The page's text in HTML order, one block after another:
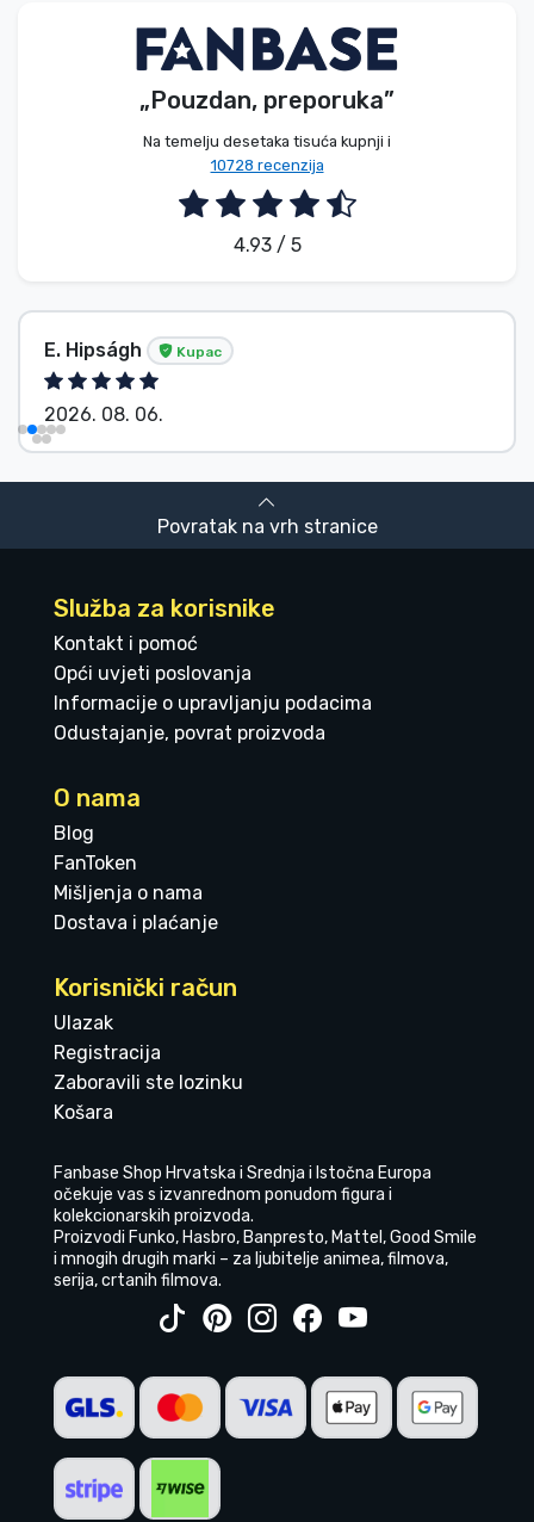
„Pouzdan, preporuka”
Na temelju desetaka tisuća kupnji i
10728 recenzija
4.93 / 5
E. Hipságh Kupac
2026. 08. 06.
Povratak na vrh stranice
Služba za korisnike
Kontakt i pomoć
Opći uvjeti poslovanja
Informacije o upravljanju podacima
Odustajanje, povrat proizvoda
O nama
Blog
FanToken
Mišljenja o nama
Dostava i plaćanje
Korisnički račun
Ulazak
Registracija
Zaboravili ste lozinku
Košara
Fanbase Shop Hrvatska i Srednja i Istočna Europa
očekuje vas s izvanrednom ponudom figura i
kolekcionarskih proizvoda.
Proizvodi Funko, Hasbro, Banpresto, Mattel, Good Smile
i mnogih drugih marki – za ljubitelje animea, filmova,
serija, crtanih filmova.